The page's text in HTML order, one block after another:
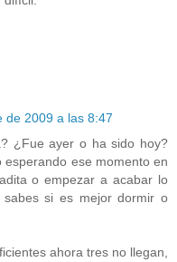
de 2009 a las 8:47
¿Fue ayer o ha sido hoy?
ese momento en
o empezar a acabar lo
si es mejor dormir o
ahora tres no llegan,